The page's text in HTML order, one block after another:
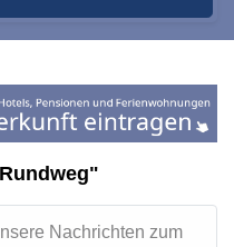
Nachrichten zum